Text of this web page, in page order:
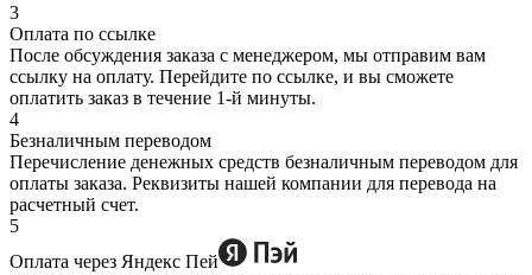
3
Оплата по ссылке
После обсуждения заказа с менеджером, мы отправим вам
ссылку на оплату. Перейдите по ссылке, и вы сможете
оплатить заказ в течение 1-й минуты.
4
Безналичным переводом
Перечисление денежных средств безналичным переводом для
оплаты заказа. Реквизиты нашей компании для перевода на
расчетный счет.
5
Оплата через Яндекс Пей